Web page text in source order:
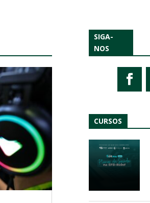
SIGA-
NOS
CURSOS